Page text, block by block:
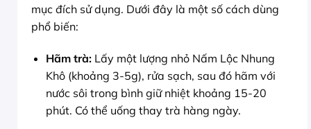
mục đích sử dụng. Dưới đây là một số cách dùng
phổ biến:
Hãm trà:Lấy một lượng nhỏ Nấm Lộc Nhung
Khô (khoảng 3-5g), rửa sạch, sau đó hãm với
nước sôi trong bình giữ nhiệt khoảng 15-20
phút. Có thể uống thay trà hàng ngày.